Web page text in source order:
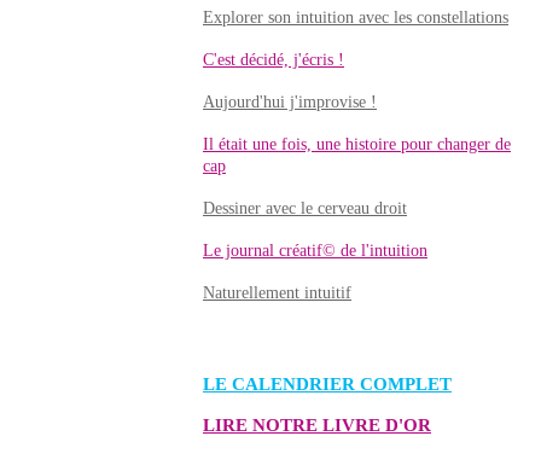
Explorer son intuition avec les constellations
C'est décidé, j'écris !
Aujourd'hui j'improvise !
Il était une fois, une histoire pour changer de
cap
Dessiner avec le cerveau droit
Le journal créatif© de l'intuition
Naturellement intuitif
LE CALENDRIER COMPLET
LIRE NOTRE LIVRE D'OR